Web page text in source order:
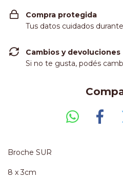
Compra protegida
Tus datos cuidados
Cambios y devoluciones
Si no te gusta, podés
Broche SUR
8 x 3cm